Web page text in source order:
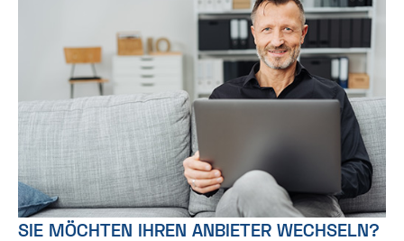
SIE MÖCHTEN IHREN ANBIETER WECHSELN?